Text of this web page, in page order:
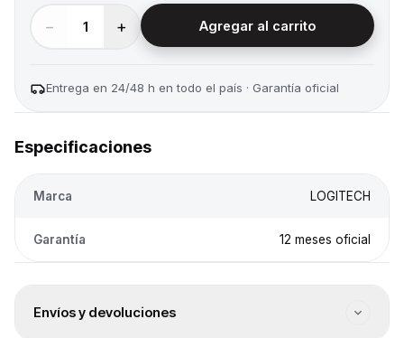
− 1 + Agregar al carrito
Entrega en 24/48 h en todo el país · Garantía oficial
Especificaciones
Marca LOGITECH
Garantía 12 meses oficial
Envíos y devoluciones